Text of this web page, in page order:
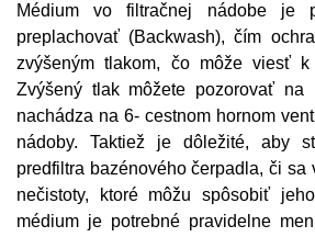
Médium vo filtračnej nádobe je
preplachovať (Backwash), čím
zvýšeným tlakom, čo môže viesť k
Zvýšený tlak môžete pozorovať na
nachádza na 6- cestnom hornom
nádoby. Taktiež je dôležité, aby
predfiltra bazénového čerpadla, či sa
nečistoty, ktoré môžu spôsobiť
médium je potrebné pravidelne